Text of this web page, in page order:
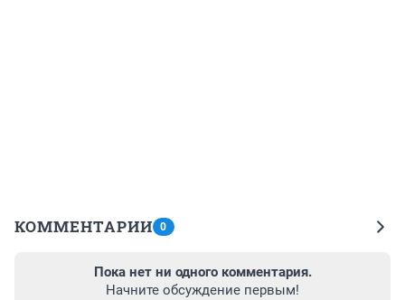
КОММЕНТАРИИ 0
Пока нет ни одного комментария.
Начните обсуждение первым!